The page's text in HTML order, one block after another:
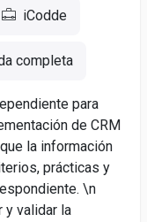
iCodde
completa
para
de CRM
la información
prácticas y
\n
y validar la